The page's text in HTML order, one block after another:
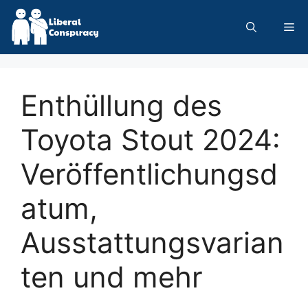
Skip
content
Enthüllung des
Toyota Stout 2024:
Veröffentlichungsd
atum,
Ausstattungsvarian
ten und mehr